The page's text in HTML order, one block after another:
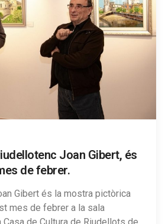
Joan Gibert, és
de febrer.
Gibert és la mostra pictòrica
mes de febrer a la sala